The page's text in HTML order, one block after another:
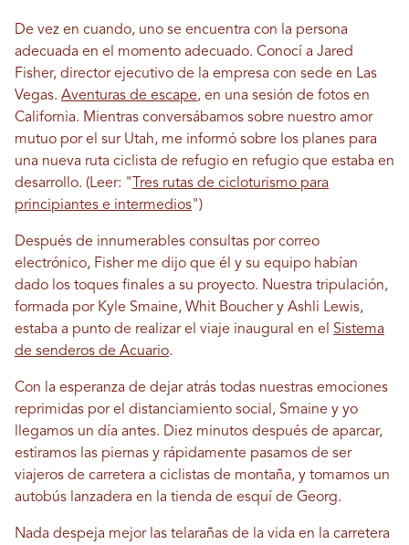
De vez en cuando, uno se encuentra con la persona
adecuada en el momento adecuado. Conocí a Jared
Fisher, director ejecutivo de la empresa con sede en Las
Vegas. Aventuras de escape, en una sesión de fotos en
California. Mientras conversábamos sobre nuestro amor
mutuo por el sur Utah, me informó sobre los planes para
una nueva ruta ciclista de refugio en refugio que estaba en
desarrollo. (Leer: "
Tres rutas de cicloturismo para
principiantes e intermedios")
Después de innumerables consultas por correo
electrónico, Fisher me dijo que él y su equipo habían
dado los toques finales a su proyecto. Nuestra tripulación,
formada por Kyle Smaine, Whit Boucher y Ashli ​​Lewis,
estaba a punto de realizar el viaje inaugural en el Sistema
de senderos de Acuario.
Con la esperanza de dejar atrás todas nuestras emociones
reprimidas por el distanciamiento social, Smaine y yo
llegamos un día antes. Diez minutos después de aparcar,
estiramos las piernas y rápidamente pasamos de ser
viajeros de carretera a ciclistas de montaña, y tomamos un
autobús lanzadera en la tienda de esquí de Georg.
Nada despeja mejor las telarañas de la vida en la carretera